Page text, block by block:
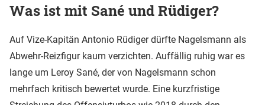
Was ist mit Sané und Rüdiger?
Auf Vize-Kapitän Antonio Rüdiger dürfte Nagelsmann als
Abwehr-Reizfigur kaum verzichten. Auffällig ruhig war es
lange um Leroy Sané, der von Nagelsmann schon
mehrfach kritisch bewertet wurde. Eine kurzfristige